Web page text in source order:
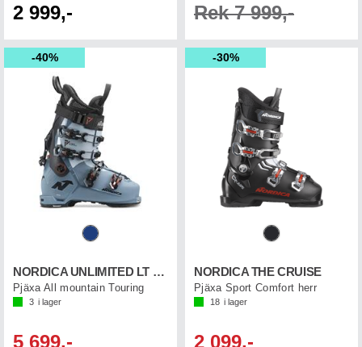
2 999,-
Rek 7 999,-
40%
NORDICA UNLIMITED LT 130 DYN
Pjäxa All mountain Touring
3 i lager
5 699,-
30%
NORDICA THE CRUISE
Pjäxa Sport Comfort herr
18 i lager
2 099,-